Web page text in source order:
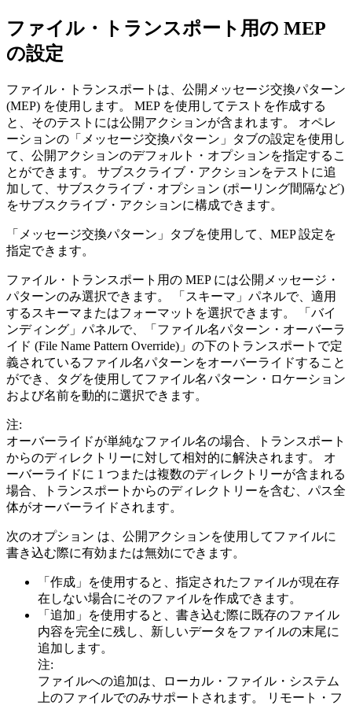
ファイル・トランスポート用の MEP
の設定
ファイル・トランスポートは、公開メッセージ交換パターン
(MEP) を使用します。 MEP を使用してテストを作成する
と、そのテストには公開アクションが含まれます。 オペレ
ーションの 「メッセージ交換パターン」
タブの設定を使用し
て、公開アクションのデフォルト・オプションを指定するこ
とができます。 サブスクライブ・アクションをテストに追
加して、サブスクライブ・オプション (ポーリング間隔など)
をサブスクライブ・アクションに構成できます。
「メッセージ交換パターン」
タブを使用して、MEP 設定を
指定できます。
ファイル・トランスポート用の MEP には公開メッセージ・
パターンのみ選択できます。 「スキーマ」パネルで、適用
するスキーマまたはフォーマットを選択できます。 「バイ
ンディング」パネルで、
「ファイル名パターン・オーバーラ
イド (File Name Pattern Override)」 の下のトランスポートで定
義されているファイル名パターンをオーバーライドすること
ができ、タグを使用してファイル名パターン・ロケーション
および名前を動的に選択できます。
注:
オーバーライドが単純なファイル名の場合、トランスポート
からのディレクトリーに対して相対的に解決されます。 オ
ーバーライドに 1 つまたは複数のディレクトリーが含まれる
場合、トランスポートからのディレクトリーを含む、パス全
体がオーバーライドされます。
次のオプション は、公開アクションを使用してファイルに
書き込む際に有効または無効にできます。
「作成」
を使用すると、指定されたファイルが現在存
在しない場合にそのファイルを作成できます。
「追加」
を使用すると、書き込む際に既存のファイル
内容を完全に残し、新しいデータをファイルの末尾に
追加します。
注:
ファイルへの追加は、ローカル・ファイル・システム
上のファイルでのみサポートされます。 リモート・フ